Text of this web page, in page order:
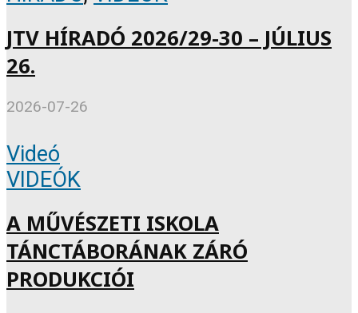
JTV HÍRADÓ 2026/29-30 – JÚLIUS
26.
2026-07-26
Videó
VIDEÓK
A MŰVÉSZETI ISKOLA
TÁNCTÁBORÁNAK ZÁRÓ
PRODUKCIÓI